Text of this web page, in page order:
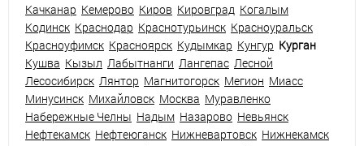
Качканар Кемерово Киров Кировград Когалым
Кодинск Краснодар Краснотурьинск Красноуральск
Красноуфимск Красноярск Кудымкар Кунгур Курган
Кушва Кызыл Лабытнанги Лангепас Лесной
Лесосибирск Лянтор Магнитогорск Мегион Миасс
Минусинск Михайловск Москва Муравленко
Набережные Челны Надым Назарово Невьянск
Нефтекамск Нефтеюганск Нижневартовск Нижнекамск